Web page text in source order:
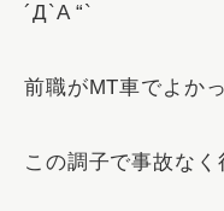
´Д`A “`
前職がMT車でよか
この調子で事故なく